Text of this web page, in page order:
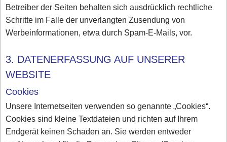
Betreiber der Seiten behalten sich ausdrücklich rechtliche
Schritte im Falle der unverlangten Zusendung von
Werbeinformationen, etwa durch Spam-E-Mails, vor.
3. DATENERFASSUNG AUF UNSERER
WEBSITE
Cookies
Unsere Internetseiten verwenden so genannte „Cookies“.
Cookies sind kleine Textdateien und richten auf Ihrem
Endgerät keinen Schaden an. Sie werden entweder